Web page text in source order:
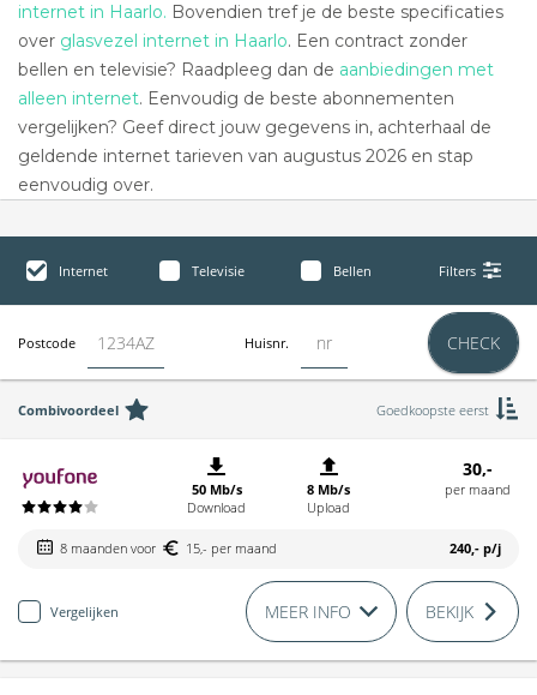
internet in Haarlo. Bovendien tref je de beste specificaties
over glasvezel internet in Haarlo. Een contract zonder
bellen en televisie? Raadpleeg dan de aanbiedingen met
alleen internet. Eenvoudig de beste abonnementen
vergelijken? Geef direct jouw gegevens in, achterhaal de
geldende internet tarieven van augustus 2026 en stap
eenvoudig over.
Internet Televisie Bellen Filters
Postcode Huisnr. CHECK
Combivoordeel Goedkoopste eerst
50 Mb/s
Download
8 Mb/s
Upload
30,-
per maand
8 maanden voor 15,- per maand 240,- p/j
Vergelijken MEER INFO BEKIJK